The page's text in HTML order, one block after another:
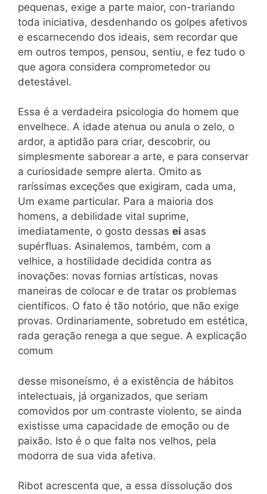
pequenas, exige a parte maior, con-trariando
toda iniciativa, desdenhando os golpes afetivos
e escarnecendo dos ideais, sem recordar que
em outros tempos, pensou, sentiu, e fez tudo o
que agora considera comprometedor ou
detestável.
Essa é a verdadeira psicologia do homem que
envelhece. A idade atenua ou anula o zelo, o
ardor, a aptidão para criar, descobrir, ou
simplesmente saborear a arte, e para conservar
a curiosidade sempre alerta. Omito as
raríssimas exceções que exigiram, cada uma,
Um exame particular. Para a maioria dos
homens, a debilidade vital suprime,
imediatamente, o gosto dessas ei asas
supérfluas. Asinalemos, também, com a
velhice, a hostilidade decidida contra as
inovações: novas fornias artísticas, novas
maneiras de colocar e de tratar os problemas
científicos. O fato é tão notório, que não exige
provas. Ordinariamente, sobretudo em estética,
rada geração renega a que segue. A explicação
comum
desse misoneísmo, é a existência de hábitos
intelectuais, já organizados, que seriam
comovidos por um contraste violento, se ainda
existisse uma capacidade de emoção ou de
paixão. Isto é o que falta nos velhos, pela
modorra de sua vida afetiva.
Ribot acrescenta que, a essa dissolução dos